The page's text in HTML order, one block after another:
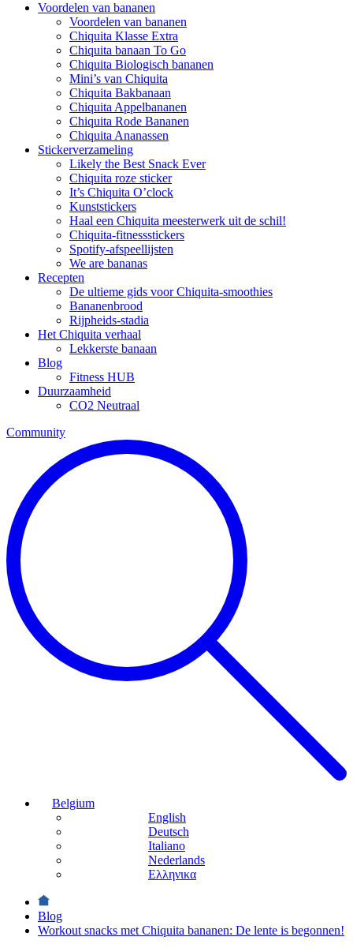
Voordelen van bananen
Voordelen van bananen
Chiquita Klasse Extra
Chiquita banaan To Go
Chiquita Biologisch bananen
Mini’s van Chiquita
Chiquita Bakbanaan
Chiquita Appelbananen
Chiquita Rode Bananen
Chiquita Ananassen
Stickerverzameling
Likely the Best Snack Ever
Chiquita roze sticker
It’s Chiquita O’clock
Kunststickers
Haal een Chiquita meesterwerk uit de schil!
Chiquita-fitnessstickers
Spotify-afspeellijsten
We are bananas
Recepten
De ultieme gids voor Chiquita-smoothies
Bananenbrood
Rijpheids-stadia
Het Chiquita verhaal
Lekkerste banaan
Blog
Fitness HUB
Duurzaamheid
CO2 Neutraal
Community
Belgium
English
Deutsch
Italiano
Nederlands
Ελληνικα
Blog
Workout snacks met Chiquita bananen: De lente is begonnen!